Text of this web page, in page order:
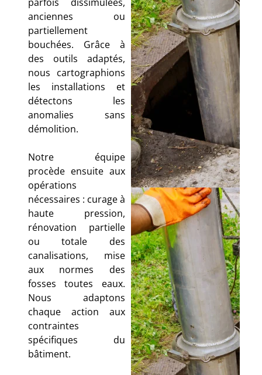
anciennes ou
partiellement
bouchées. Grâce à
des outils adaptés,
nous cartographions
les installations et
détectons les
anomalies sans
démolition.
Notre équipe
procède ensuite aux
opérations
nécessaires : curage à
haute pression,
rénovation partielle
ou totale des
canalisations, mise
aux normes des
fosses toutes eaux.
Nous adaptons
chaque action aux
contraintes
spécifiques du
bâtiment.